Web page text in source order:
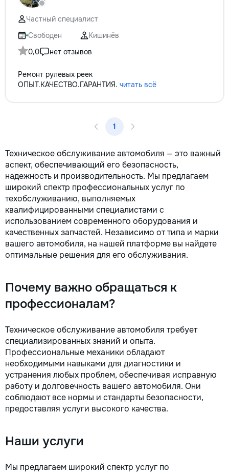
Частный специалист
Свободен
Кишинёв
0,0
нет отзывов
Ремонт рулевых реек
ОПЫТ.КАЧЕСТВО.ГАРАНТИЯ. читать всё
1
Техническое обслуживание автомобиля — это важный
аспект, обеспечивающий его безопасность,
надежность и производительность. Мы предлагаем
широкий спектр профессиональных услуг по
техобслуживанию, выполняемых
квалифицированными специалистами с
использованием современного оборудования и
качественных запчастей. Независимо от типа и марки
вашего автомобиля, на нашей платформе вы найдете
оптимальные решения для его обслуживания.
Почему важно обращаться к
профессионалам?
Техническое обслуживание автомобиля требует
специализированных знаний и опыта.
Профессиональные механики обладают
необходимыми навыками для диагностики и
устранения любых проблем, обеспечивая исправную
работу и долговечность вашего автомобиля. Они
соблюдают все нормы и стандарты безопасности,
предоставляя услуги высокого качества.
Наши услуги
Мы предлагаем широкий спектр услуг по